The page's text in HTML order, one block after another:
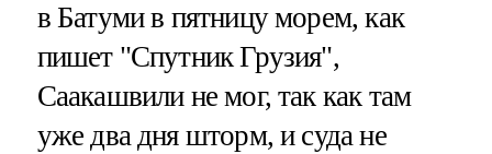
в Батуми в пятницу морем, как
пишет "Спутник Грузия",
Саакашвили не мог, так как там
уже два дня шторм, и суда не